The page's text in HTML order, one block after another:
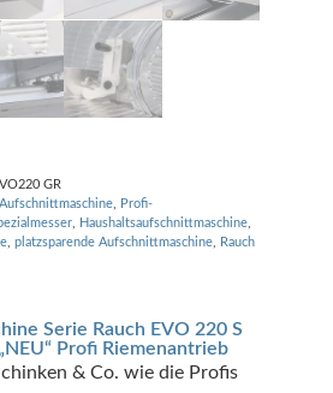
GR
Aufschnittmaschine, Profi-
, Haushaltsaufschnittmaschine,
, platzsparende Aufschnittmaschine, Rauch
Serie Rauch EVO 220 S
Profi Riemenantrieb
& Co. wie die Profis